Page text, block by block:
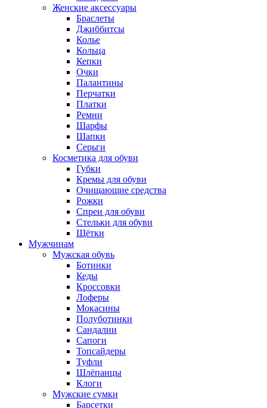
Женские аксессуары
Браслеты
Джиббитсы
Колье
Кольца
Кепки
Очки
Палантины
Перчатки
Платки
Ремни
Шарфы
Шапки
Серьги
Косметика для обуви
Губки
Кремы для обуви
Очищающие средства
Рожки
Спреи для обуви
Стельки для обуви
Щётки
Мужчинам
Мужская обувь
Ботинки
Кеды
Кроссовки
Лоферы
Мокасины
Полуботинки
Сандалии
Сапоги
Топсайдеры
Туфли
Шлёпанцы
Клоги
Мужские сумки
Барсетки